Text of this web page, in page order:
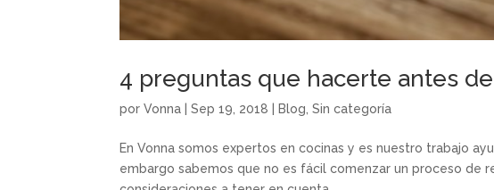
4 preguntas que hacerte antes
porVonna |Sep 19, 2018 Blog ,Sin categoría
En Vonna somos expertos en cocinas y es nuestro trabajo
embargo sabemos que no es fácil comenzar un proceso de